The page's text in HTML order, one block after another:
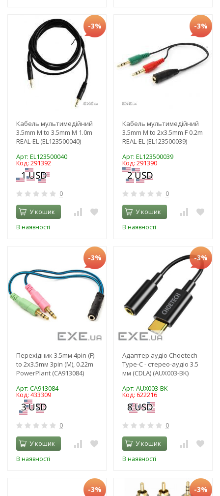
-3%
Кабель мультимедійний
3.5mm M to 3.5mm M 1.0m
REAL-EL (EL123500040)
Арт: EL123500040
Код: 291392
0
У кошик
В наявності
-3%
Кабель мультимедійний
3.5mm M to 2x3.5mm F 0.2m
REAL-EL (EL123500039)
Арт: EL123500039
Код: 291390
0
У кошик
В наявності
-3%
Перехідник 3.5mм 4pin (F)
to 2x3.5mм 3pin (M), 0.22m
PowerPlant (CA913084)
Арт: CA913084
Код: 433309
0
У кошик
В наявності
-3%
Адаптер аудіо Choetech
Type-C - стерео-аудіо 3.5
мм (CDLA) (AUX003-BK)
Арт: AUX003-BK
Код: 622216
0
У кошик
В наявності
-3% -3%